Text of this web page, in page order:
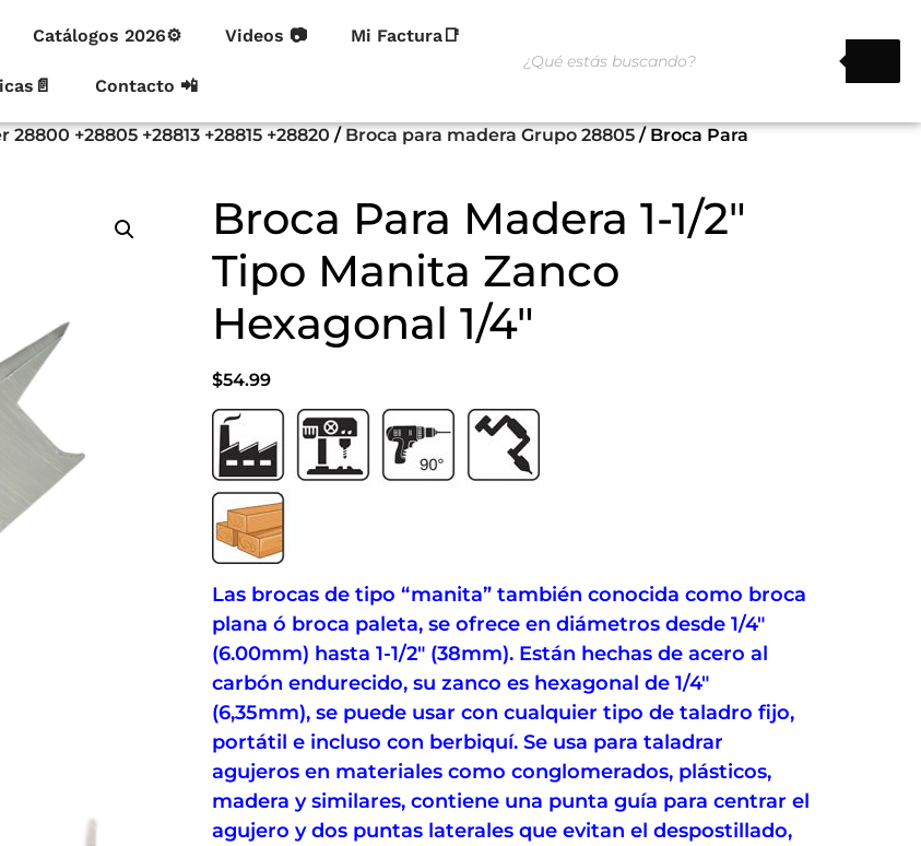
Catálogos 2026⚙ Videos 📷 Mi Factura📑
Contacto 📲
+28805 +28813 +28815 +28820/Broca para madera Grupo 28805/ Broca Para
Broca Para Madera 1-1/2″
Tipo Manita Zanco
Hexagonal 1/4″
$54.99
Las brocas de tipo “manita” también conocida como broca
plana ó broca paleta, se ofrece en diámetros desde 1/4″
(6.00mm) hasta 1-1/2″ (38mm). Están hechas de acero al
carbón endurecido, su zanco es hexagonal de 1/4″
(6,35mm), se puede usar con cualquier tipo de taladro fijo,
portátil e incluso con berbiquí. Se usa para taladrar
agujeros en materiales como conglomerados, plásticos,
madera y similares, contiene una punta guía para centrar el
agujero y dos puntas laterales que evitan el despostillado,